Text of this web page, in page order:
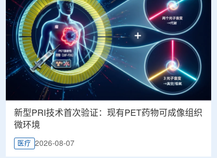
新型PRI技术首次验证：现有PET药物可成像组织
微环境
医疗 2026-08-07